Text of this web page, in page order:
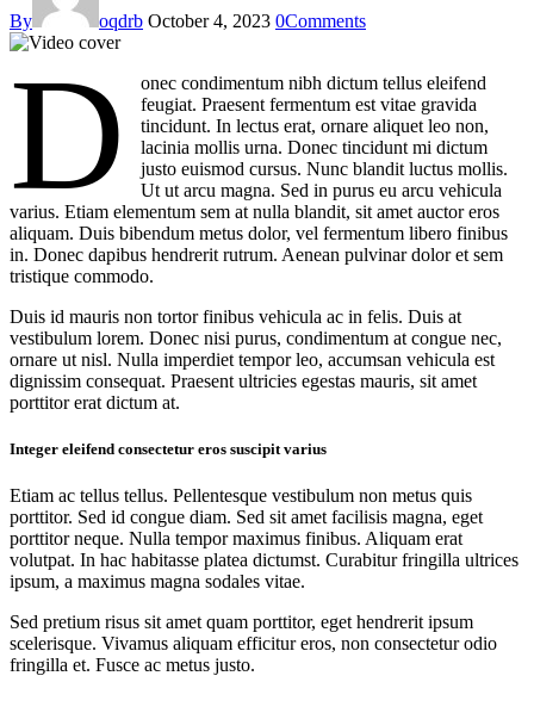
By oqdrb October 4, 2023 0Comments
D
onec condimentum nibh dictum tellus eleifend
feugiat. Praesent fermentum est vitae gravida
tincidunt. In lectus erat, ornare aliquet leo non,
lacinia mollis urna. Donec tincidunt mi dictum
justo euismod cursus. Nunc blandit luctus mollis.
Ut ut arcu magna. Sed in purus eu arcu vehicula
varius. Etiam elementum sem at nulla blandit, sit amet auctor eros
aliquam. Duis bibendum metus dolor, vel fermentum libero finibus
in. Donec dapibus hendrerit rutrum. Aenean pulvinar dolor et sem
tristique commodo.
Duis id mauris non tortor finibus vehicula ac in felis. Duis at
vestibulum lorem. Donec nisi purus, condimentum at congue nec,
ornare ut nisl. Nulla imperdiet tempor leo, accumsan vehicula est
dignissim consequat. Praesent ultricies egestas mauris, sit amet
porttitor erat dictum at.
Integer eleifend consectetur eros suscipit varius
Etiam ac tellus tellus. Pellentesque vestibulum non metus quis
porttitor. Sed id congue diam. Sed sit amet facilisis magna, eget
porttitor neque. Nulla tempor maximus finibus. Aliquam erat
volutpat. In hac habitasse platea dictumst. Curabitur fringilla ultrices
ipsum, a maximus magna sodales vitae.
Sed pretium risus sit amet quam porttitor, eget hendrerit ipsum
scelerisque. Vivamus aliquam efficitur eros, non consectetur odio
fringilla et. Fusce ac metus justo.